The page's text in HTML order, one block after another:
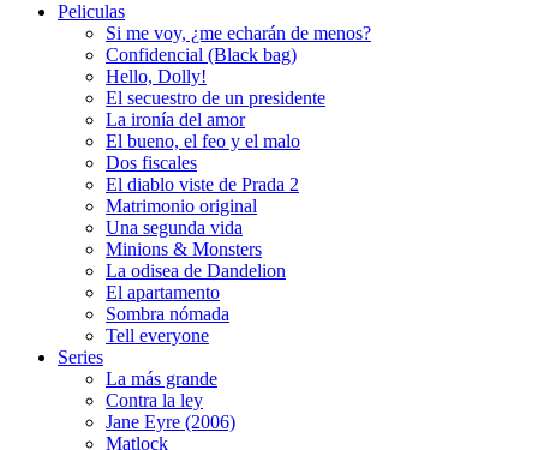
Peliculas
Si me voy, ¿me echarán de menos?
Confidencial (Black bag)
Hello, Dolly!
El secuestro de un presidente
La ironía del amor
El bueno, el feo y el malo
Dos fiscales
El diablo viste de Prada 2
Matrimonio original
Una segunda vida
Minions & Monsters
La odisea de Dandelion
El apartamento
Sombra nómada
Tell everyone
Series
La más grande
Contra la ley
Jane Eyre (2006)
Matlock